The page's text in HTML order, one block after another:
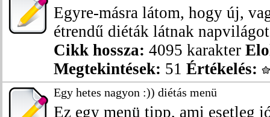
Egyre-másra látom, hogy új,
étrendű diéták látnak
Cikk hossza: 4095 karakter
Megtekintések: 51 Értékelés:
Egy hetes nagyon :)) diétás menü
Ez egy menü tipp, ami esetleg